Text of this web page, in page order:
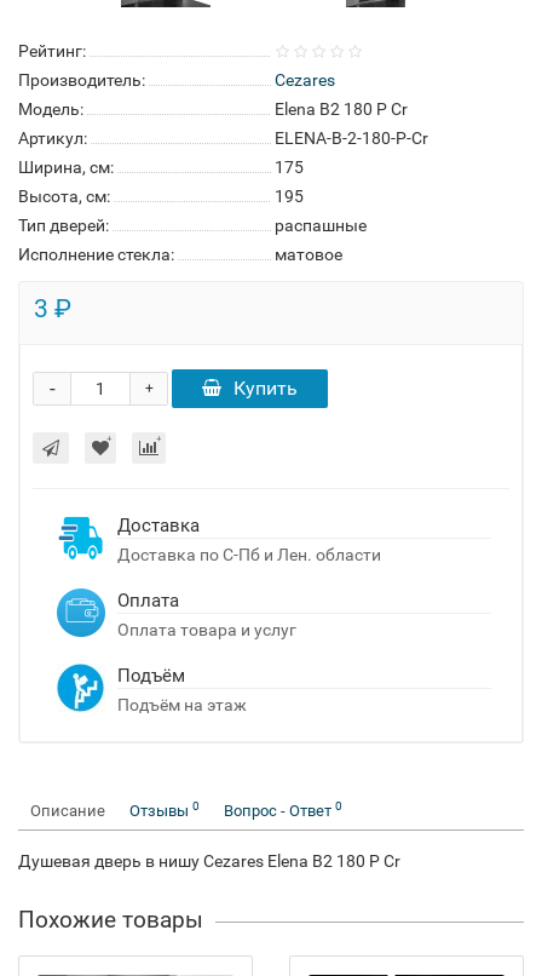
Рейтинг:
Производитель:
Cezares
Модель:
Elena B2 180 P Cr
Артикул:
ELENA-B-2-180-P-Cr
Ширина, см:
175
Высота, см:
195
Тип дверей:
распашные
Исполнение стекла:
матовое
3 ₽
+
- Купить
Доставка
Доставка по С-Пб и Лен. области
Оплата
Оплата товара и услуг
Подъём
Подъём на этаж
Описание Отзывы 0 Вопрос - Ответ 0
Душевая дверь в нишу Cezares Elena B2 180 P Cr
Похожие товары